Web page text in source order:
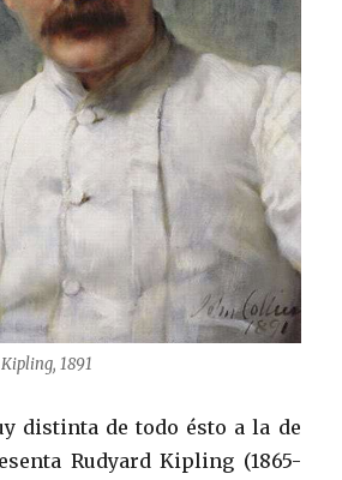
1891
distinta de todo ésto a la de
Rudyard Kipling (1865-